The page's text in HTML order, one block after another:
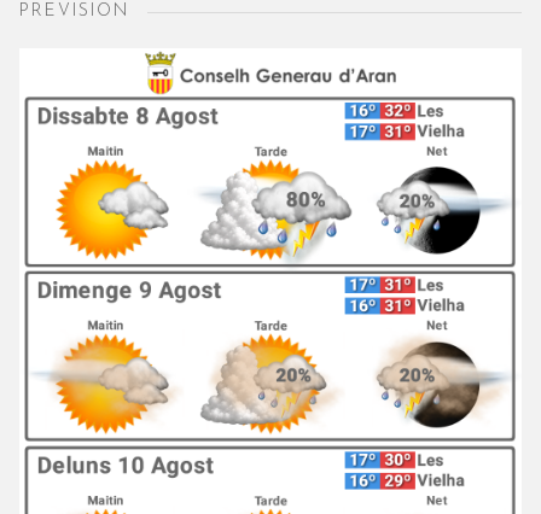
PREVISION